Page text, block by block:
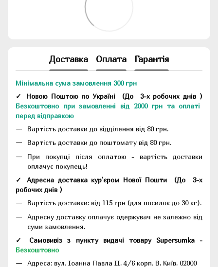
Доставка Оплата Гарантія
Мінімальна сума замовлення 300 грн
✓ Новою Поштою по Україні (До 3-х робочих днів )
Безкоштовно при замовленні від 2000 грн та оплаті
перед відправкою
Вартість доставки до відділення від 80 грн.
Вартість доставки до поштомату від 80 грн.
При покупці після оплатою - вартість доставки
оплачує покупець!
✓ Адресна доставка кур'єром Нової Пошти (До 3-х
робочих днів )
Вартість доставки: від 115 грн (для посилок до 30 кг).
Адресну доставку оплачує одержувач не залежно від
суми замовлення.
✓ Самовивіз з пункту видачі товару Supersumka -
Безкоштовно
Адреса: вул. Іоанна Павла II, 4/6 корп. В, Київ, 02000